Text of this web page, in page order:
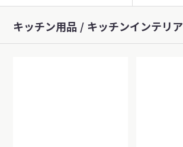
キッチン用品 キッチンインテリア